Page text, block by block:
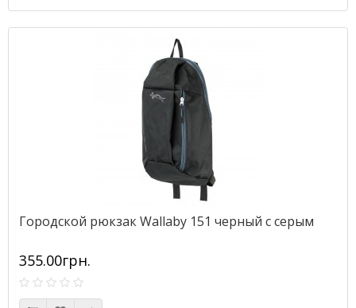
Городской рюкзак Wallaby 151 черный с серым
355.00грн.